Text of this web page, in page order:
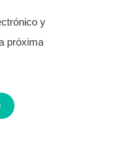
y
próxima